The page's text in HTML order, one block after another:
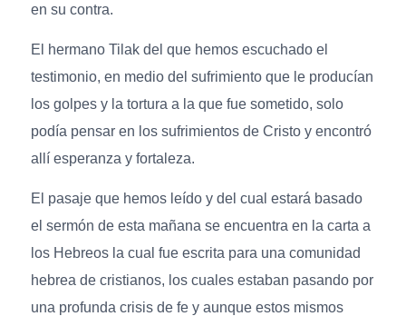
en su contra.
El hermano Tilak del que hemos escuchado el
testimonio, en medio del sufrimiento que le producían
los golpes y la tortura a la que fue sometido, solo
podía pensar en los sufrimientos de Cristo y encontró
allí esperanza y fortaleza.
El pasaje que hemos leído y del cual estará basado
el sermón de esta mañana se encuentra en la carta a
los Hebreos la cual fue escrita para una comunidad
hebrea de cristianos, los cuales estaban pasando por
una profunda crisis de fe y aunque estos mismos